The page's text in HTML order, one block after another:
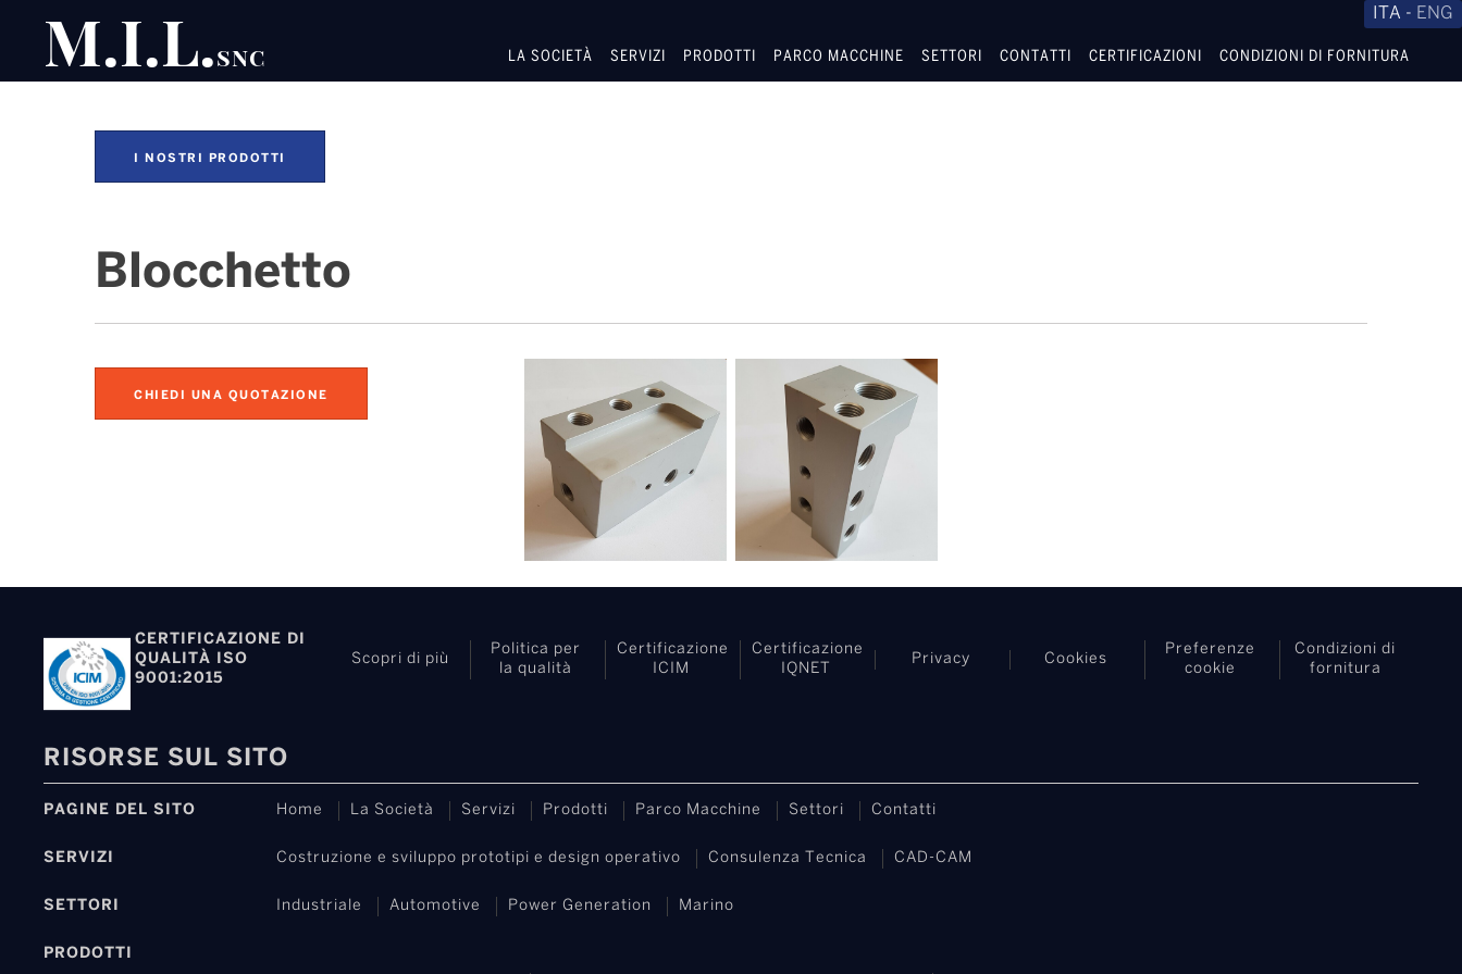
M.I.L.snc LA SOCIETÀ SERVIZI PRODOTTI PARCO MACCHINE SETTORI CONTATTI CERTIFICAZIONI CONDIZIONI DI FORNITURA
ITA - ENG
I NOSTRI PRODOTTI
Blocchetto
CHIEDI UNA QUOTAZIONE
CERTIFICAZIONE DI
QUALITÀ ISO
9001:2015
Scopri di più
Politica per
la qualità
Certificazione
ICIM
Certificazione
IQNET
Privacy Cookies
Preferenze
cookie
Condizioni di
fornitura
RISORSE SUL SITO
PAGINE DEL SITO Home La Società Servizi Prodotti Parco Macchine Settori Contatti
SERVIZI Costruzione e sviluppo prototipi e design operativo Consulenza Tecnica CAD-CAM
SETTORI Industriale Automotive Power Generation Marino
PRODOTTI